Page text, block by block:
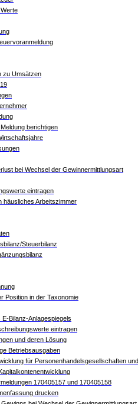
zu Umsätzen
berichtigen
bei Wechsel der Gewinnermittlungsart
eintragen
häusliches Arbeitszimmer
Steuerbilanz
Position in der Taxonomie
E-Bilanz-Anlagespiegels
eintragen
und deren Lösung
Betriebsausgaben
für Personenhandelsgesellschaften
170405157 und 170405158
drucken